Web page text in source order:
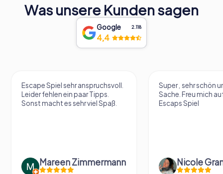
Was unsere Kunden sagen
Google 2.118
4,4
Escape Spiel sehr anspruchsvoll.
Leider fehlen ein paar Tipps.
Sonst macht es sehr viel Spaß.
Mareen Zimmermann
Super , sehr schön
Sache. Freu mich
Escaps Spiel
Nicole